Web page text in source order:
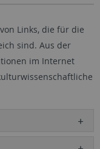
Links, die für die
sind. Aus der
im Internet